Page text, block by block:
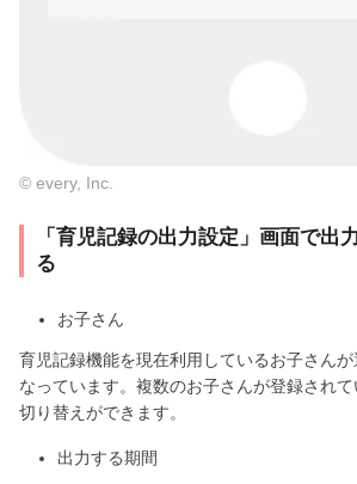
© every, Inc.
「育児記録の出力設定」画面で出
る
お子さん
育児記録機能を現在利用しているお子さん
なっています。複数のお子さんが登録され
切り替えができます。
出力する期間